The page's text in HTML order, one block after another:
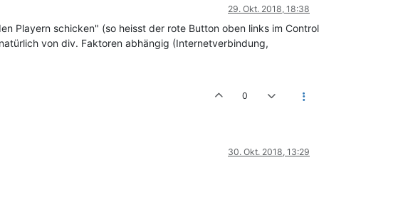
29. Okt. 2018, 18:38
Playern schicken" (so heisst der rote Button oben links im Control
von div. Faktoren abhängig (Internetverbindung,
0
30. Okt. 2018, 13:29